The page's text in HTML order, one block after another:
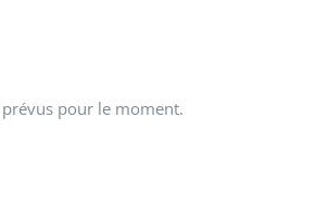
prévus pour le moment.